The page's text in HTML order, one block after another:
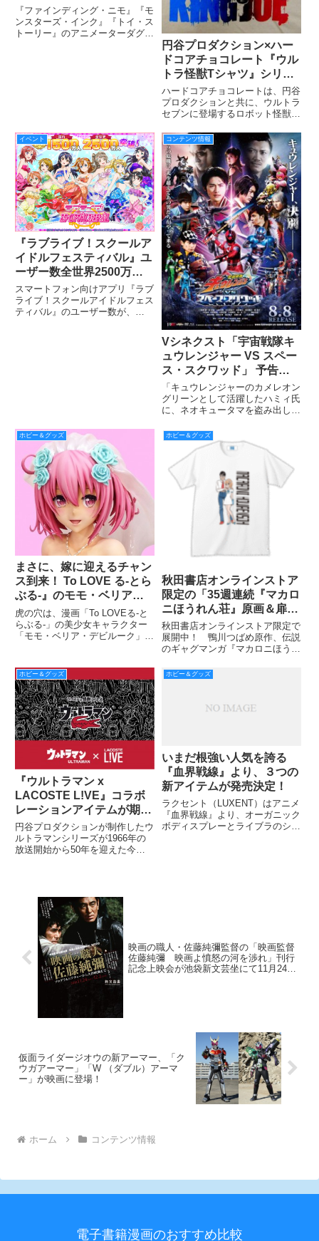
１１月３日から全国ロード
ショー！
『ファインディング・ニモ』『モ
ンスターズ・インク』『トイ・ス
トーリー』のアニメーターダグ・
円谷プロダクション×ハー
ドコアチョコレート『ウル
トラ怪獣Tシャツ』シリー
ズに新デザインが登場！
ハードコアチョコレートは、円谷
プロダクションと共に、ウルトラ
セブンに登場するロボット怪獣、
ョー”と、ウルトラセブンに登場
したお助け怪獣、“ウインダム、
ミクラス、アギラ”とのコラボTシ
ャツを2種同時発売する。
イベント
『ラブライブ！スクールア
イドルフェスティバル』ユ
ーザー数全世界2500万人
＆国内1500万人突破、
μ’sic Foreverキャンペーン
のお知らせ
スマートフォン向けアプリ『ラブ
ライブ！スクールアイドルフェス
ティバル』のユーザー数が、
コンテンツ情報
Vシネクスト「宇宙戦隊キ
ュウレンジャー VS スペー
ス・スクワッド」 予告編
第2弾を公開!! キュウレン
ジャーが激しく刃を交え合
う！さらに“ヴィランズ”続
「キュウレンジャーのカメレオン
グリーンとして活躍したハミィ氏
に、ネオキュータマを盗み出した
ニュースで幕を切る、シネクスト
「宇宙戦隊キュウレンジャーVS
スペース・スクワッド」の劇中映
像がふんだん
ホビー＆グッズ
まさに、嫁に迎えるチャン
ス到来！ To LOVE る-とら
ぶる-』のモモ・ベリア・
デビルーク等身大 フィギ
ュアが、数量限定・期間限
定で受注生産決定！
虎の穴は、漫画「To LOVEる-と
らぶる-」の美少女キャラクター
「モモ・ベリア・デビルーク」の
2016 年5 月24 日（火）より、
「とらのあな秋葉原店C」で受付
を開始する。限定10
ホビー＆グッズ
秋田書店オンラインストア
限定の「35週連続『マカロ
ニほうれん荘』原画＆扉絵
Tシャツ企画」より第23弾
を紹介！
秋田書店オンラインストア限定で
展開中！ 鴨川つばめ原作、伝説
のギャグマンガ『マカロニほうれ
うれん荘』原画＆扉絵Tシャツ企
ホビー＆グッズ
『ウルトラマン x
LACOSTE L!VE』コラボ
レーションアイテムが期間
限定で登場！
円谷プロダクションが制作したウ
ルトラマンシリーズが1966年の
放送開始から50年を迎えた今
開される「LACOSTE L!VE」か
ら『ウルトラマン』
ホビー＆グッズ
いまだ根強い人気を誇る
『血界戦線』より、３つの
新アイテムが発売決定！
ラクセント（LUXENT）はアニメ
『血界戦線』より、オーガニック
ボディスプレーとライブラのシン
映画の職人・佐藤純彌監督の「映画監督
佐藤純彌 映画よ憤怒の河を渉れ」刊行
記念上映会が池袋新文芸坐にて11月24日
仮面ライダージオウの新アーマー、「ク
ウガアーマー」「W （ダブル）アーマ
ー」が映画に登場！
ホーム コンテンツ情報
電子書籍漫画のおすすめ比較